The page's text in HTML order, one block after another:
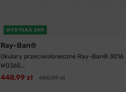
WYSYŁKA 24H
Ray-Ban®
Okulary przeciwsłoneczne Ray-Ban® 3016
W0365...
448,99 zł 480,99 zł